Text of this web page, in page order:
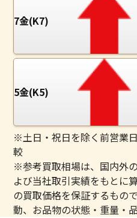
7金(K7)
5金(K5)
※土日・祝日を除く前営業
較
※参考買取相場は、国内外
よび当社取引実績をもとに
の買取価格を保証するもの
動、お品物の状態・重量・